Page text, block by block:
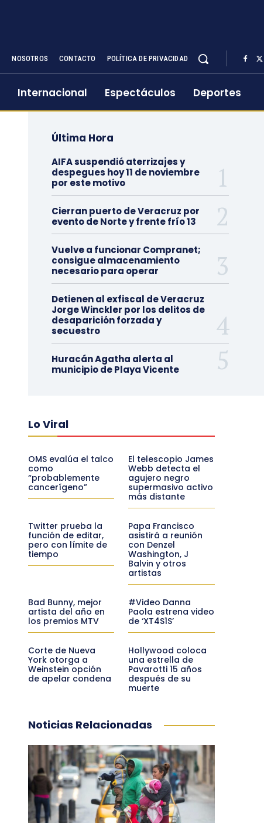
NOSOTROS CONTACTO POLÍTICA DE PRIVACIDAD
Internacional Espectáculos Deportes
Última Hora
AIFA suspendió aterrizajes y
despegues hoy 11 de noviembre
por este motivo
Cierran puerto de Veracruz por
evento de Norte y frente frío 13
Vuelve a funcionar Compranet;
consigue almacenamiento
necesario para operar
Detienen al exfiscal de Veracruz
Jorge Winckler por los delitos de
desaparición forzada y
secuestro
Huracán Agatha alerta al
municipio de Playa Vicente
Lo Viral
OMS evalúa el talco
como
“probablemente
cancerígeno”
El telescopio James
Webb detecta el
agujero negro
supermasivo activo
más distante
Twitter prueba la
función de editar,
pero con límite de
tiempo
Papa Francisco
asistirá a reunión
con Denzel
Washington, J
Balvin y otros
artistas
Bad Bunny, mejor
artista del año en
los premios MTV
#Video Danna
Paola estrena video
de ‘XT4S1S’
Corte de Nueva
York otorga a
Weinstein opción
de apelar condena
Hollywood coloca
una estrella de
Pavarotti 15 años
después de su
muerte
Noticias Relacionadas